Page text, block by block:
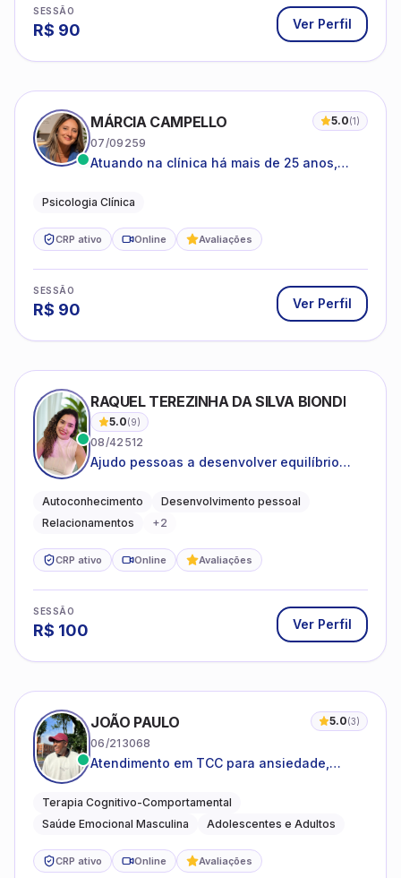
SESSÃO
R$ 90 Ver Perfil
MÁRCIA CAMPELLO 5.0(1)
07/09259
Atuando na clínica há mais de 25 anos,
estruturas, com experiência em
Psicologia Clínica
CRP ativo Online Avaliações
SESSÃO
R$ 90 Ver Perfil
RAQUEL TEREZINHA DA SILVA BIONDI
5.0(9)
08/42512
Ajudo pessoas a desenvolver equilíbrio
Autoconhecimento
Desenvolvimento pessoal
Relacionamentos
+2
CRP ativo Online Avaliações
SESSÃO
R$ 100 Ver Perfil
JOÃO PAULO 5.0(3)
06/213068
Atendimento em TCC para ansiedade,
emocional
Terapia Cognitivo-Comportamental
Saúde Emocional Masculina
Adolescentes e Adultos
CRP ativo Online Avaliações